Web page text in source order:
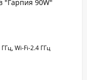
"Гарпия 90W"
Wi-Fi-2.4 ГГц